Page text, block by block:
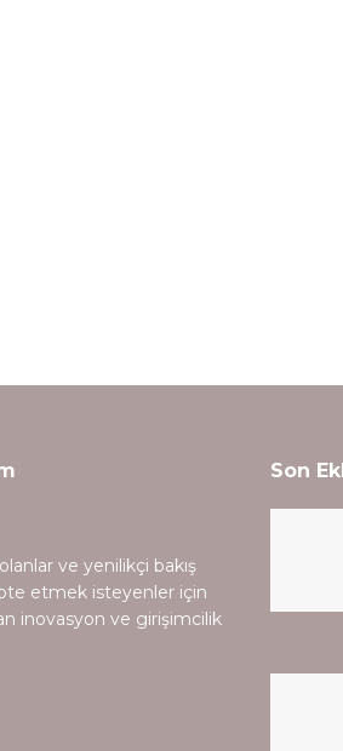
ve yenilikçi bakış
etmek isteyenler için
inovasyon ve girişimcilik
Son